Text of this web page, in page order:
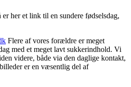
her et link til en sundere fødselsdag,
Flere af vores forældre er meget
med et meget lavt sukkerindhold. Vi
videre, både via den daglige kontakt,
er en væsentlig del af